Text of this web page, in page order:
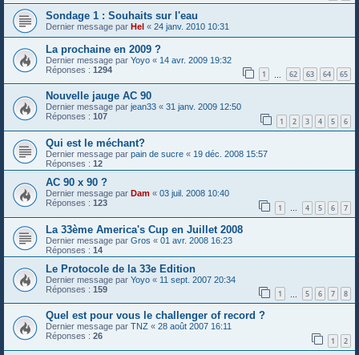
Sondage 1 : Souhaits sur l'eau
Dernier message par Hel « 24 janv. 2010 10:31
La prochaine en 2009 ?
Dernier message par Yoyo « 14 avr. 2009 19:32
Réponses : 1294 1 62 63 64 65
Nouvelle jauge AC 90
Dernier message par jean33 « 31 janv. 2009 12:50
Réponses : 107 1 2 3 4 5 6
Qui est le méchant?
Dernier message par pain de sucre « 19 déc. 2008 15:57
Réponses : 12
AC 90 x 90 ?
Dernier message par Dam « 03 juil. 2008 10:40
Réponses : 123 1 … 4 5 6 7
La 33ème America's Cup en Juillet 2008
Dernier message par Gros « 01 avr. 2008 16:23
Réponses : 14
Le Protocole de la 33e Edition
Dernier message par Yoyo « 11 sept. 2007 20:34
Réponses : 159 1 5 6 7 8
Quel est pour vous le challenger of record ?
Dernier message par TNZ « 28 août 2007 16:11
Réponses : 26 1 2